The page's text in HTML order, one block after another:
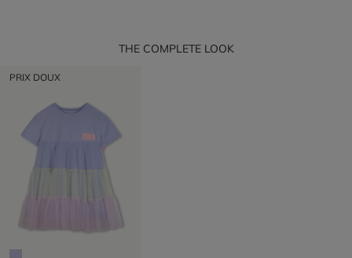
THE COMPLETE LOOK
PRIX DOUX